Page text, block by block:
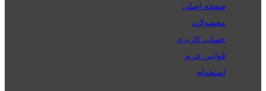
صفحه اصلی
محصولات
حساب کاربری
قوانین خرید
استخدام